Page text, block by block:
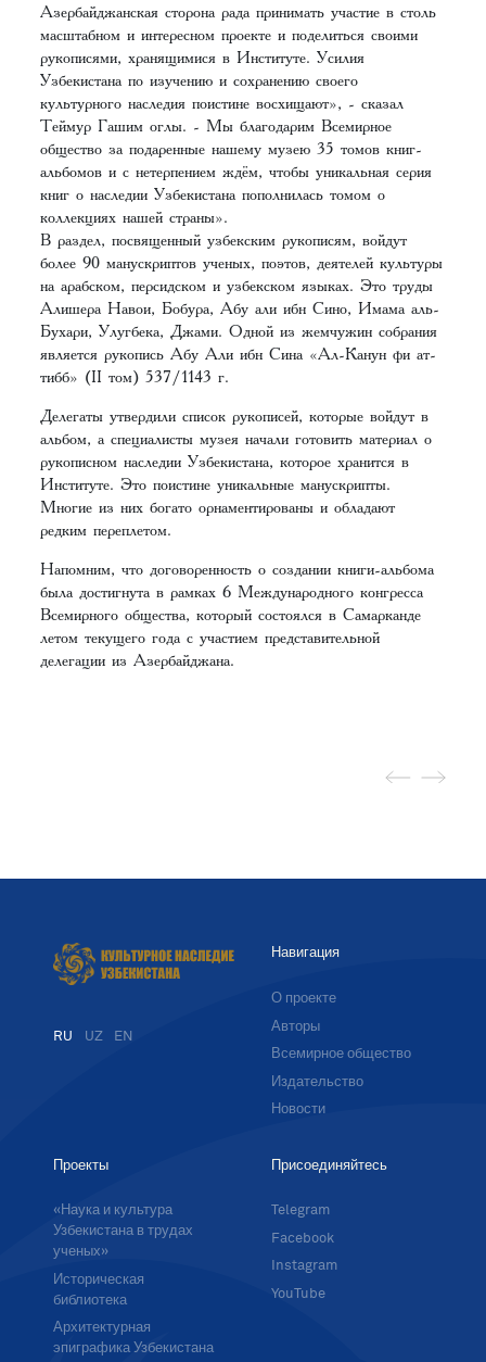
Азербайджанская сторона рада принимать участие в столь
масштабном и интересном проекте и поделиться своими
рукописями, хранящимися в Институте. Усилия
Узбекистана по изучению и сохранению своего
культурного наследия поистине восхищают», - сказал
Теймур Гашим оглы. - Мы благодарим Всемирное
общество за подаренные нашему музею 35 томов книг-
альбомов и с нетерпением ждём, чтобы уникальная серия
книг о наследии Узбекистана пополнилась томом о
коллекциях нашей страны».
В раздел, посвященный узбекским рукописям, войдут
более 90 манускриптов ученых, поэтов, деятелей культуры
на арабском, персидском и узбекском языках. Это труды
Алишера Навои, Бобура, Абу али ибн Сино, Имама аль-
Бухари, Улугбека, Джами. Одной из жемчужин собрания
является рукопись Абу Али ибн Сина «Ал-Канун фи ат-
тибб» (II том) 537/1143 г.
Делегаты утвердили список рукописей, которые войдут в
альбом, а специалисты музея начали готовить материал о
рукописном наследии Узбекистана, которое хранится в
Институте. Это поистине уникальные манускрипты.
Многие из них богато орнаментированы и обладают
редким переплетом.
Напомним, что договоренность о создании книги-альбома
была достигнута в рамках 6 Международного конгресса
Всемирного общества, который состоялся в Самарканде
летом текущего года с участием представительной
делегации из Азербайджана.
RU UZ EN
Навигация
О проекте
Авторы
Всемирное общество
Издательство
Новости
Проекты
«Наука и культура
Узбекистана в трудах
ученых»
Историческая
библиотека
Архитектурная
эпиграфика Узбекистана
Присоединяйтесь
Telegram
Facebook
Instagram
YouTube